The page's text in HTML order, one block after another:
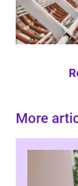
More